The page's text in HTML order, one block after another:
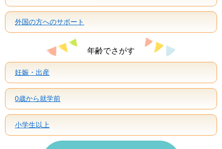
外国の方へのサポート
年齢でさがす
妊娠・出産
0歳から就学前
小学生以上